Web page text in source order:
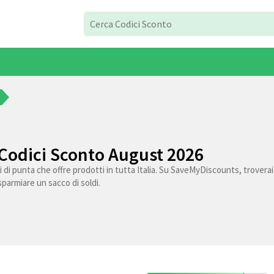
Sconto August 2026
di punta che offre prodotti in tutta Italia. Su SaveMyDiscounts,
un sacco di soldi.